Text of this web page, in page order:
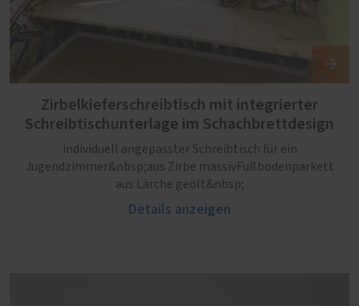
Zirbelkieferschreibtisch mit integrierter
Schreibtischunterlage im Schachbrettdesign
individuell angepasster Schreibtisch für ein
Jugendzimmer&nbsp;aus Zirbe massivFußbodenparkett
aus Lärche geölt&nbsp;
Details anzeigen